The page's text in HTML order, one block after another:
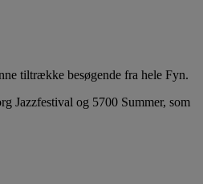
tiltrække besøgende fra hele Fyn.
Jazzfestival og 5700 Summer, som